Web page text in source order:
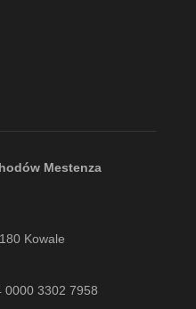
Mestenza
Kowale
0000 3302 7958